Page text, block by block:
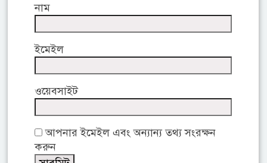
নাম
ইমেইল
ওয়েবসাইট
আপনার ইমেইল এবং অন্যান্য তথ্য সংরক্ষন
করুন